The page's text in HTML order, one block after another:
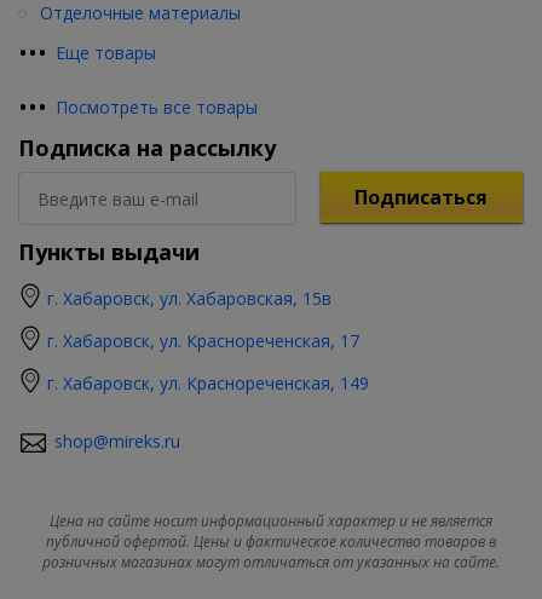
••• Еще товары
Отделочные материалы
••• Посмотреть все товары
Подписка на рассылку
Подписаться
Пункты выдачи
г. Хабаровск, ул. Хабаровская, 15в
г. Хабаровск, ул. Краснореченская, 17
г. Хабаровск, ул. Краснореченская, 149
shop@mireks.ru
Цена на сайте носит информационный характер и не является
публичной офертой. Цены и фактическое количество товаров в
розничных магазинах могут отличаться от указанных на сайте.